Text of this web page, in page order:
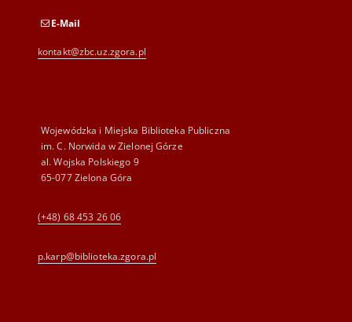
E-Mail
kontakt@zbc.uz.zgora.pl
Wojewódzka i Miejska Biblioteka Publiczna
im. C. Norwida w Zielonej Górze
al. Wojska Polskiego 9
65-077 Zielona Góra
(+48) 68 453 26 06
p.karp@biblioteka.zgora.pl